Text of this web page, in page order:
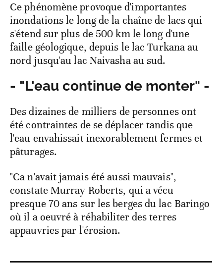
Ce phénomène provoque d'importantes
inondations le long de la chaîne de lacs qui
s'étend sur plus de 500 km le long d'une
faille géologique, depuis le lac Turkana au
nord jusqu'au lac Naivasha au sud.
- "L'eau continue de monter" -
Des dizaines de milliers de personnes ont
été contraintes de se déplacer tandis que
l'eau envahissait inexorablement fermes et
pâturages.
"Ca n'avait jamais été aussi mauvais",
constate Murray Roberts, qui a vécu
presque 70 ans sur les berges du lac Baringo
où il a oeuvré à réhabiliter des terres
appauvries par l'érosion.